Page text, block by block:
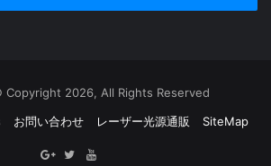
Copyright 2026, All Rights Reserved
お問い合わせ レーザー光源通販 SiteMap